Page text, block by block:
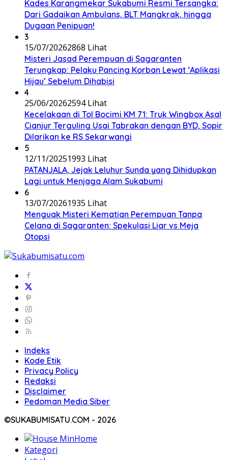
Kades Karangmekar Sukabumi Resmi Tersangka:
Dari Gadaikan Ambulans, BLT Mangkrak, hingga
Dugaan Penipuan!
3
15/07/20262868 Lihat
Misteri Jasad Perempuan di Sagaranten
Terungkap: Pelaku Pancing Korban Lewat ‘Aplikasi
Hijau’ Sebelum Dihabisi
4
25/06/20262594 Lihat
Kecelakaan di Tol Bocimi KM 71: Truk Wingbox Asal
Cianjur Terguling Usai Tabrakan dengan BYD, Sopir
Dilarikan ke RS Sekarwangi
5
12/11/20251993 Lihat
PATANJALA, Jejak Leluhur Sunda yang Dihidupkan
Lagi untuk Menjaga Alam Sukabumi
6
13/07/20261935 Lihat
Menguak Misteri Kematian Perempuan Tanpa
Celana di Sagaranten: Spekulasi Liar vs Meja
Otopsi
Indeks
Kode Etik
Privacy Policy
Redaksi
Disclaimer
Pedoman Media Siber
©SUKABUMISATU.COM - 2026
Home
Kategori